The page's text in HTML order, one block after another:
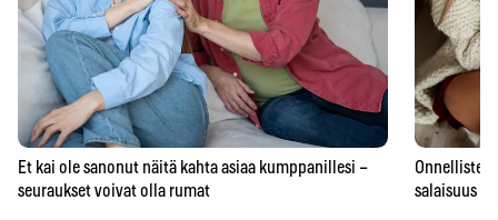
Et kai ole sanonut näitä kahta asiaa kumppanillesi –
seuraukset voivat olla rumat
Onnellisten
salaisuus –